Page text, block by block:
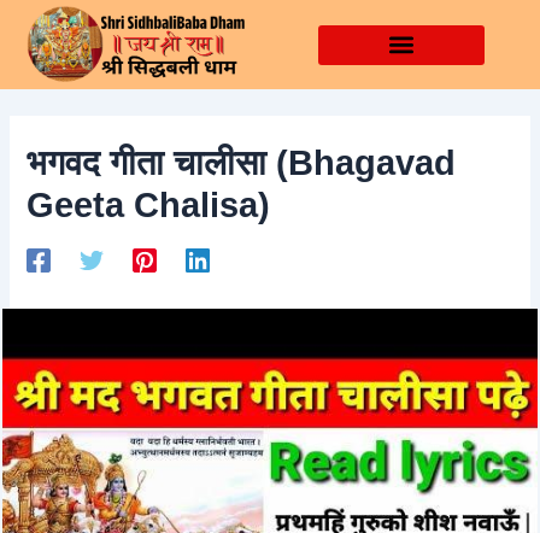
content
भगवद गीता चालीसा (Bhagavad
Geeta Chalisa)
Post
navigation